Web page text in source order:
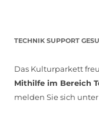
TECHNIK SUPPORT
Das Kulturparkett
Mithilfe im Bereich
melden Sie sich unter